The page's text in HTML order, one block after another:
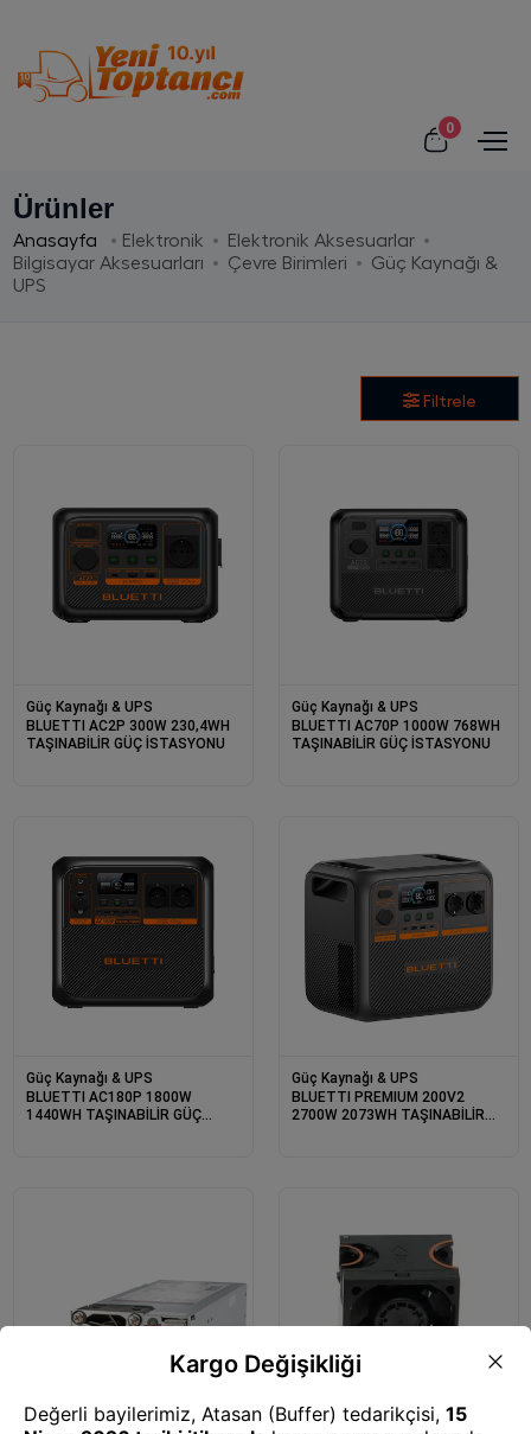
0
Ürünler
Anasayfa Elektronik
Elektronik Aksesuarlar
Bilgisayar Aksesuarları
Çevre Birimleri
Güç Kaynağı &
UPS
Filtrele
Güç Kaynağı & UPS
BLUETTI AC2P 300W 230,4WH
TAŞINABİLİR GÜÇ İSTASYONU
Güç Kaynağı & UPS
BLUETTI AC70P 1000W 768WH
TAŞINABİLİR GÜÇ İSTASYONU
Güç Kaynağı & UPS
BLUETTI AC180P 1800W
1440WH TAŞINABİLİR GÜÇ
Güç Kaynağı & UPS
BLUETTI PREMIUM 200V2
2700W 2073WH TAŞINABİLİR